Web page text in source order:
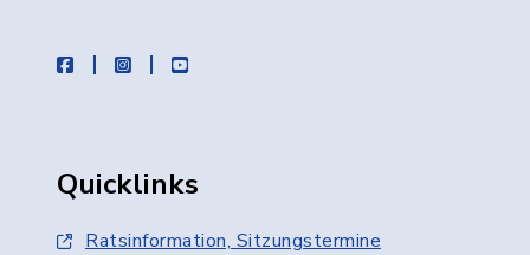
facebookinstagramyoutube
Quicklinks
Ratsinformation, Sitzungstermine